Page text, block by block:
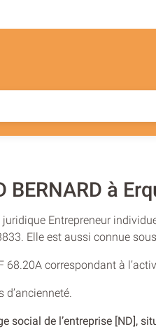
à
juridique Entrepreneur
Elle est aussi connue
68.20A correspondant à
d’ancienneté.
de l’entreprise [ND],